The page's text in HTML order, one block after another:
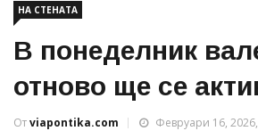
НА СТЕНАТА
В понеделник
отново ще се
Отviapontika.com
Февруари 16, 2026,